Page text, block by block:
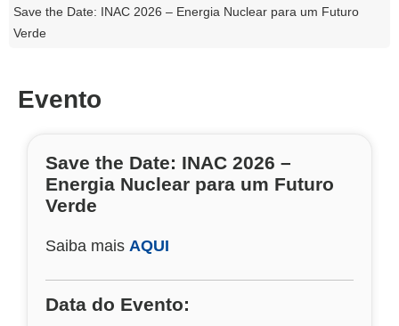
Save the Date: INAC 2026 – Energia Nuclear para um Futuro
Verde
Evento
Save the Date: INAC 2026 –
Energia Nuclear para um Futuro
Verde
Saiba mais AQUI
Data do Evento: